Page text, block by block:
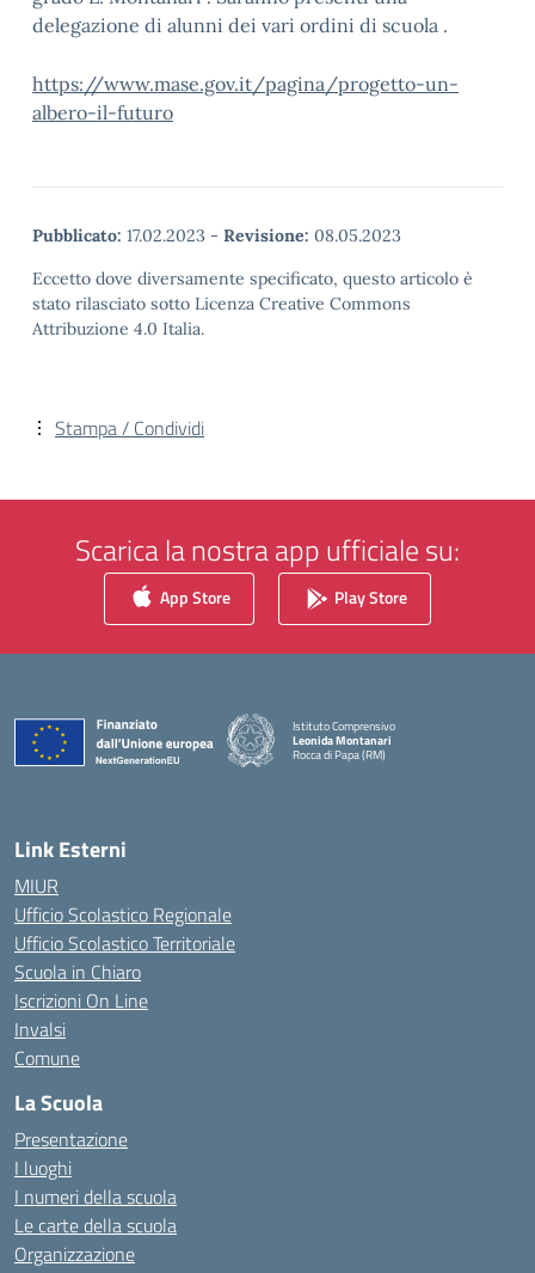
delegazione di alunni dei vari ordini di scuola .
https://www.mase.gov.it/pagina/progetto-un-
albero-il-futuro
Pubblicato: 17.02.2023 - Revisione: 08.05.2023
Eccetto dove diversamente specificato, questo articolo è
stato rilasciato sotto Licenza Creative Commons
Attribuzione 4.0 Italia.
Stampa / Condividi
Scarica la nostra app ufficiale su:
App Store Play Store
Istituto Comprensivo
Leonida Montanari
Rocca di Papa (RM)
— Visita la pagina iniziale della scuola
Link Esterni
MIUR
Ufficio Scolastico Regionale
Ufficio Scolastico Territoriale
Scuola in Chiaro
Iscrizioni On Line
Invalsi
Comune
La Scuola
Presentazione
I luoghi
I numeri della scuola
Le carte della scuola
Organizzazione